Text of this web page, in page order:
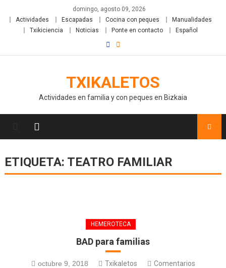
domingo, agosto 09, 2026
Actividades
Escapadas Cocina con peques
Manualidades
Txikiciencia
Noticias Ponte en contacto Español
TXIKALETOS
Actividades en familia y con peques en Bizkaia
ETIQUETA: TEATRO FAMILIAR
HEMEROTECA
BAD para familias
octubre 9, 2018 Txikaletos
Comentarios